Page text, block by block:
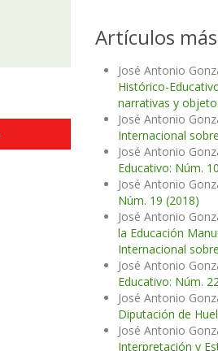
Artículos
José Antonio
Histórico-
narrativas y
José Antonio
Internacional
José Antonio
Educativo: Núm.
José Antonio
Núm. 19 (2018)
José Antonio
la Educación
Internacional
José Antonio
Educativo: Núm.
José Antonio
Diputación de
José Antonio
Interpretación y